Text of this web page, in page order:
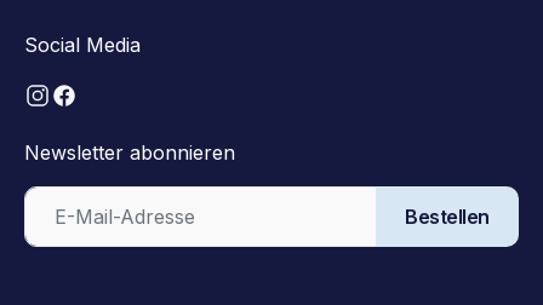
Social Media
Newsletter abonnieren
Bestellen